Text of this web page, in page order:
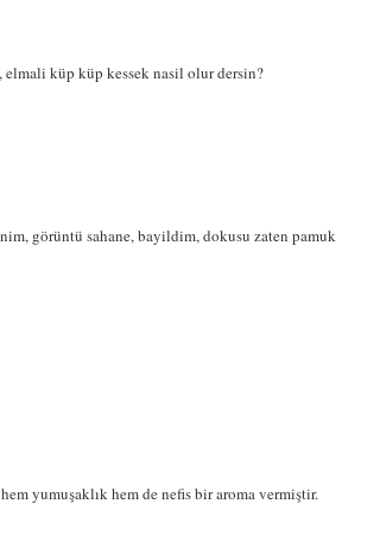
küp küp kessek nasil olur dersin?
görüntü sahane, bayildim, dokusu zaten pamuk
yumuşaklık hem de nefis bir aroma vermiştir.